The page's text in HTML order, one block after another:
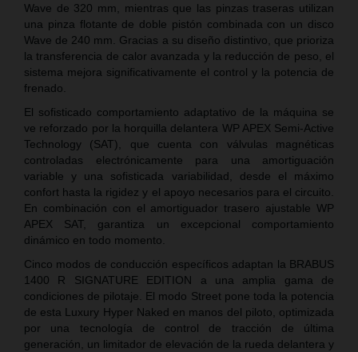
Wave de 320 mm, mientras que las pinzas traseras utilizan
una pinza flotante de doble pistón combinada con un disco
Wave de 240 mm. Gracias a su diseño distintivo, que prioriza
la transferencia de calor avanzada y la reducción de peso, el
sistema mejora significativamente el control y la potencia de
frenado.
El sofisticado comportamiento adaptativo de la máquina se
ve reforzado por la horquilla delantera WP APEX Semi-Active
Technology (SAT), que cuenta con válvulas magnéticas
controladas electrónicamente para una amortiguación
variable y una sofisticada variabilidad, desde el máximo
confort hasta la rigidez y el apoyo necesarios para el circuito.
En combinación con el amortiguador trasero ajustable WP
APEX SAT, garantiza un excepcional comportamiento
dinámico en todo momento.
Cinco modos de conducción específicos adaptan la BRABUS
1400 R SIGNATURE EDITION a una amplia gama de
condiciones de pilotaje. El modo Street pone toda la potencia
de esta Luxury Hyper Naked en manos del piloto, optimizada
por una tecnología de control de tracción de última
generación, un limitador de elevación de la rueda delantera y